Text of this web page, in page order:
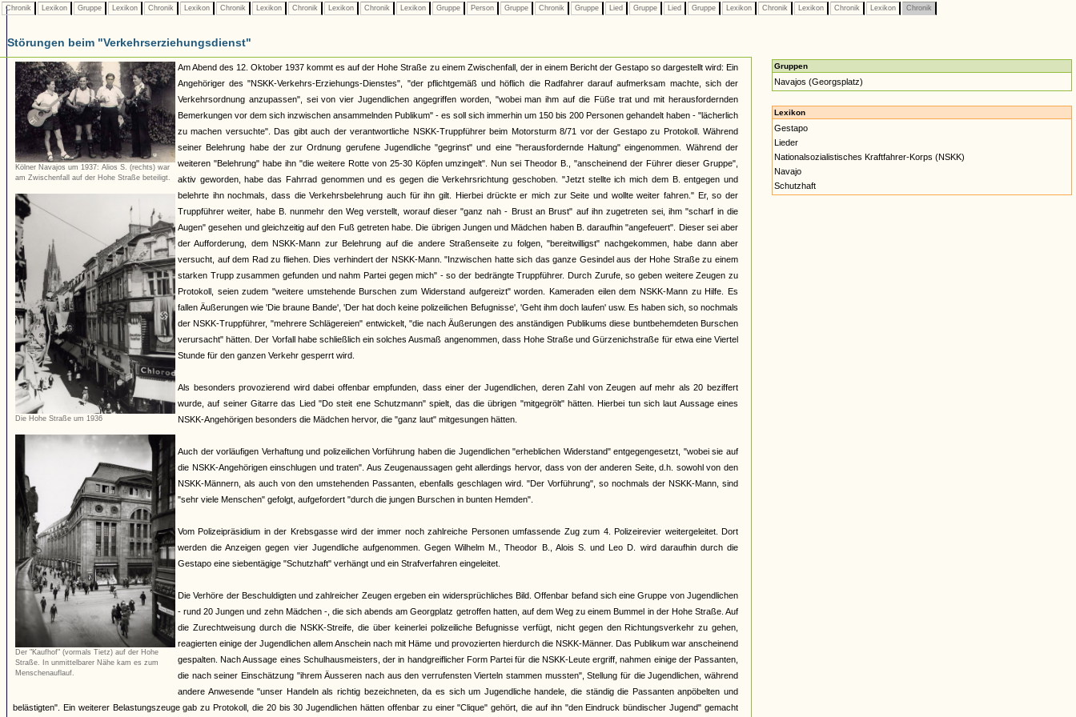
Chronik Lexikon Gruppe Lexikon Chronik Lexikon Chronik Lexikon Chronik Lexikon Chronik Lexikon Gruppe Person Gruppe Chronik Gruppe Lied Gruppe Lied Gruppe Lexikon Chronik Lexikon Chronik Lexikon Chronik
Störungen beim "Verkehrserziehungsdienst"
Kölner Navajos um 1937: Alios S. (rechts) war
am Zwischenfall auf der Hohe Straße beteiligt.
Die Hohe Straße um 1936
Der "Kaufhof" (vormals Tietz) auf der Hohe
Straße. In unmittelbarer Nähe kam es zum
Menschenauflauf.
Am Abend des 12. Oktober 1937 kommt es auf der Hohe Straße zu einem Zwischenfall, der in einem Bericht der Gestapo so dargestellt wird: Ein
Angehöriger des "NSKK-Verkehrs-Erziehungs-Dienstes", "der pflichtgemäß und höflich die Radfahrer darauf aufmerksam machte, sich der
Verkehrsordnung anzupassen", sei von vier Jugendlichen angegriffen worden, "wobei man ihm auf die Füße trat und mit herausfordernden
Bemerkungen vor dem sich inzwischen ansammelnden Publikum" - es soll sich immerhin um 150 bis 200 Personen gehandelt haben - "lächerlich
zu machen versuchte". Das gibt auch der verantwortliche NSKK-Truppführer beim Motorsturm 8/71 vor der Gestapo zu Protokoll. Während
seiner Belehrung habe der zur Ordnung gerufene Jugendliche "gegrinst" und eine "herausfordernde Haltung" eingenommen. Während der
weiteren "Belehrung" habe ihn "die weitere Rotte von 25-30 Köpfen umzingelt". Nun sei Theodor B., "anscheinend der Führer dieser Gruppe",
aktiv geworden, habe das Fahrrad genommen und es gegen die Verkehrsrichtung geschoben. "Jetzt stellte ich mich dem B. entgegen und
belehrte ihn nochmals, dass die Verkehrsbelehrung auch für ihn gilt. Hierbei drückte er mich zur Seite und wollte weiter fahren." Er, so der
Truppführer weiter, habe B. nunmehr den Weg verstellt, worauf dieser "ganz nah - Brust an Brust" auf ihn zugetreten sei, ihm "scharf in die
Augen" gesehen und gleichzeitig auf den Fuß getreten habe. Die übrigen Jungen und Mädchen haben B. daraufhin "angefeuert". Dieser sei aber
der Aufforderung, dem NSKK-Mann zur Belehrung auf die andere Straßenseite zu folgen, "bereitwilligst" nachgekommen, habe dann aber
versucht, auf dem Rad zu fliehen. Dies verhindert der NSKK-Mann. "Inzwischen hatte sich das ganze Gesindel aus der Hohe Straße zu einem
starken Trupp zusammen gefunden und nahm Partei gegen mich" - so der bedrängte Truppführer. Durch Zurufe, so geben weitere Zeugen zu
Protokoll, seien zudem "weitere umstehende Burschen zum Widerstand aufgereizt" worden. Kameraden eilen dem NSKK-Mann zu Hilfe. Es
fallen Äußerungen wie 'Die braune Bande', 'Der hat doch keine polizeilichen Befugnisse', 'Geht ihm doch laufen' usw. Es haben sich, so nochmals
der NSKK-Truppführer, "mehrere Schlägereien" entwickelt, "die nach Äußerungen des anständigen Publikums diese buntbehemdeten Burschen
verursacht" hätten. Der Vorfall habe schließlich ein solches Ausmaß angenommen, dass Hohe Straße und Gürzenichstraße für etwa eine Viertel
Stunde für den ganzen Verkehr gesperrt wird.
Als besonders provozierend wird dabei offenbar empfunden, dass einer der Jugendlichen, deren Zahl von Zeugen auf mehr als 20 beziffert
wurde, auf seiner Gitarre das Lied "Do steit ene Schutzmann" spielt, das die übrigen "mitgegrölt" hätten. Hierbei tun sich laut Aussage eines
NSKK-Angehörigen besonders die Mädchen hervor, die "ganz laut" mitgesungen hätten.
Auch der vorläufigen Verhaftung und polizeilichen Vorführung haben die Jugendlichen "erheblichen Widerstand" entgegengesetzt, "wobei sie auf
die NSKK-Angehörigen einschlugen und traten". Aus Zeugenaussagen geht allerdings hervor, dass von der anderen Seite, d.h. sowohl von den
NSKK-Männern, als auch von den umstehenden Passanten, ebenfalls geschlagen wird. "Der Vorführung", so nochmals der NSKK-Mann, sind
"sehr viele Menschen" gefolgt, aufgefordert "durch die jungen Burschen in bunten Hemden".
Vom Polizeipräsidium in der Krebsgasse wird der immer noch zahlreiche Personen umfassende Zug zum 4. Polizeirevier weitergeleitet. Dort
werden die Anzeigen gegen vier Jugendliche aufgenommen. Gegen Wilhelm M., Theodor B., Alois S. und Leo D. wird daraufhin durch die
Gestapo eine siebentägige "Schutzhaft" verhängt und ein Strafverfahren eingeleitet.
Die Verhöre der Beschuldigten und zahlreicher Zeugen ergeben ein widersprüchliches Bild. Offenbar befand sich eine Gruppe von Jugendlichen
- rund 20 Jungen und zehn Mädchen -, die sich abends am Georgplatz getroffen hatten, auf dem Weg zu einem Bummel in der Hohe Straße. Auf
die Zurechtweisung durch die NSKK-Streife, die über keinerlei polizeiliche Befugnisse verfügt, nicht gegen den Richtungsverkehr zu gehen,
reagierten einige der Jugendlichen allem Anschein nach mit Häme und provozierten hierdurch die NSKK-Männer. Das Publikum war anscheinend
gespalten. Nach Aussage eines Schulhausmeisters, der in handgreiflicher Form Partei für die NSKK-Leute ergriff, nahmen einige der Passanten,
die nach seiner Einschätzung "ihrem Äusseren nach aus den verrufensten Vierteln stammen mussten", Stellung für die Jugendlichen, während
andere Anwesende "unser Handeln als richtig bezeichneten, da es sich um Jugendliche handele, die ständig die Passanten anpöbelten und
belästigten". Ein weiterer Belastungszeuge gab zu Protokoll, die 20 bis 30 Jugendlichen hätten offenbar zu einer "Clique" gehört, die auf ihn "den Eindruck bündischer Jugend" gemacht
Gruppen
Navajos (Georgsplatz)
Lexikon
Gestapo
Lieder
Nationalsozialistisches Kraftfahrer-Korps (NSKK)
Navajo
Schutzhaft